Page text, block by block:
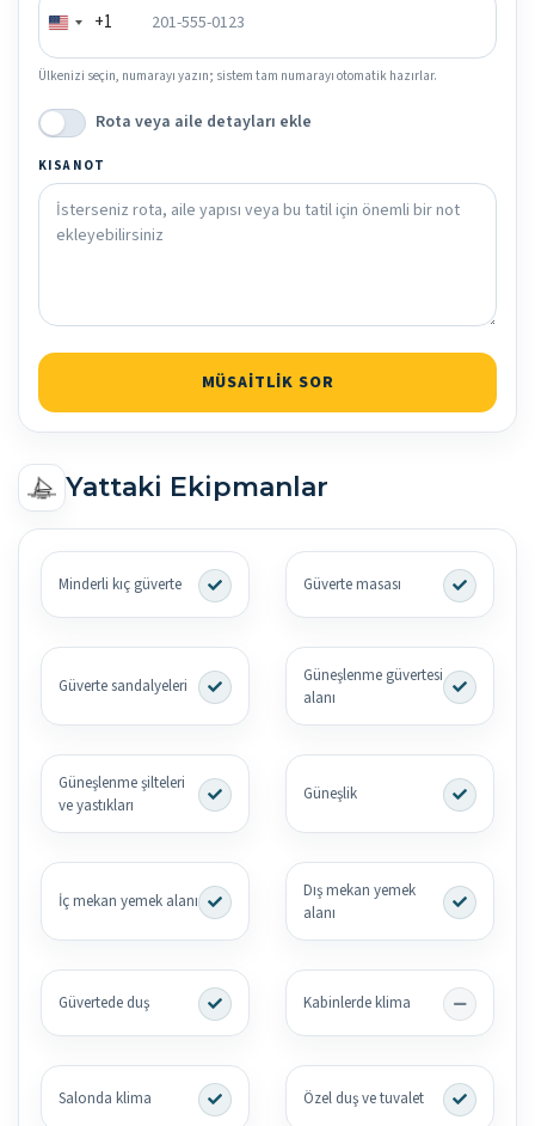
+1
Ülkenizi seçin, numarayı yazın; sistem tam numarayı otomatik hazırlar.
Rota veya aile detayları ekle
KISA NOT
MÜSAITLIK SOR
Yattaki Ekipmanlar
Minderli kıç güverte Güverte masası
Güverte sandalyeleri
Güneşlenme güvertesi
alanı
Güneşlenme şilteleri
ve yastıkları
Güneşlik
İç mekan yemek alanı
Dış mekan yemek
alanı
Güvertede duş Kabinlerde klima
Salonda klima Özel duş ve tuvalet